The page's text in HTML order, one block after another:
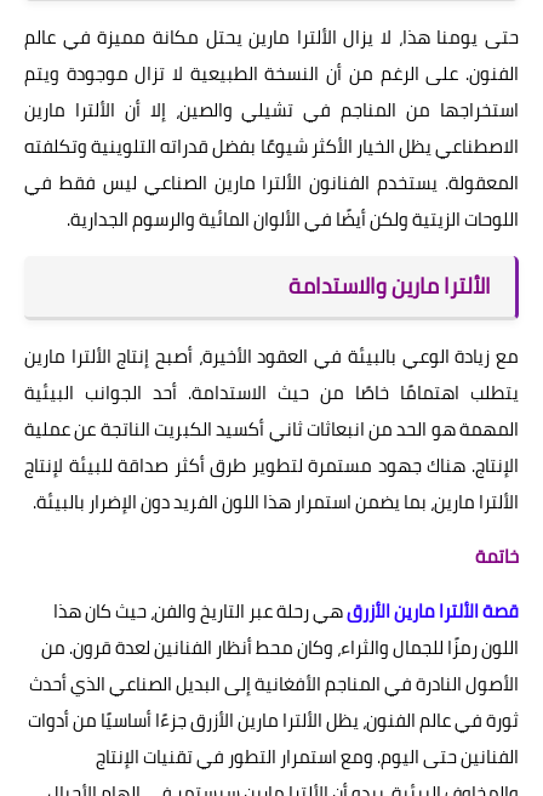
حتى يومنا هذا، لا يزال الألترا مارين يحتل مكانة مميزة في عالم
الفنون. على الرغم من أن النسخة الطبيعية لا تزال موجودة ويتم
استخراجها من المناجم في تشيلي والصين، إلا أن الألترا مارين
الاصطناعي يظل الخيار الأكثر شيوعًا بفضل قدراته التلوينية وتكلفته
المعقولة. يستخدم الفنانون الألترا مارين الصناعي ليس فقط في
اللوحات الزيتية ولكن أيضًا في الألوان المائية والرسوم الجدارية.
الألترا مارين والاستدامة
مع زيادة الوعي بالبيئة في العقود الأخيرة، أصبح إنتاج الألترا مارين
يتطلب اهتمامًا خاصًا من حيث الاستدامة. أحد الجوانب البيئية
المهمة هو الحد من انبعاثات ثاني أكسيد الكبريت الناتجة عن عملية
الإنتاج. هناك جهود مستمرة لتطوير طرق أكثر صداقة للبيئة لإنتاج
الألترا مارين، بما يضمن استمرار هذا اللون الفريد دون الإضرار بالبيئة.
خاتمة
قصة الألترا مارين الأزرقهي رحلة عبر التاريخ والفن، حيث كان هذا
اللون رمزًا للجمال والثراء، وكان محط أنظار الفنانين لعدة قرون. من
الأصول النادرة في المناجم الأفغانية إلى البديل الصناعي الذي أحدث
ثورة في عالم الفنون، يظل الألترا مارين الأزرق جزءًا أساسيًا من أدوات
الفنانين حتى اليوم. ومع استمرار التطور في تقنيات الإنتاج